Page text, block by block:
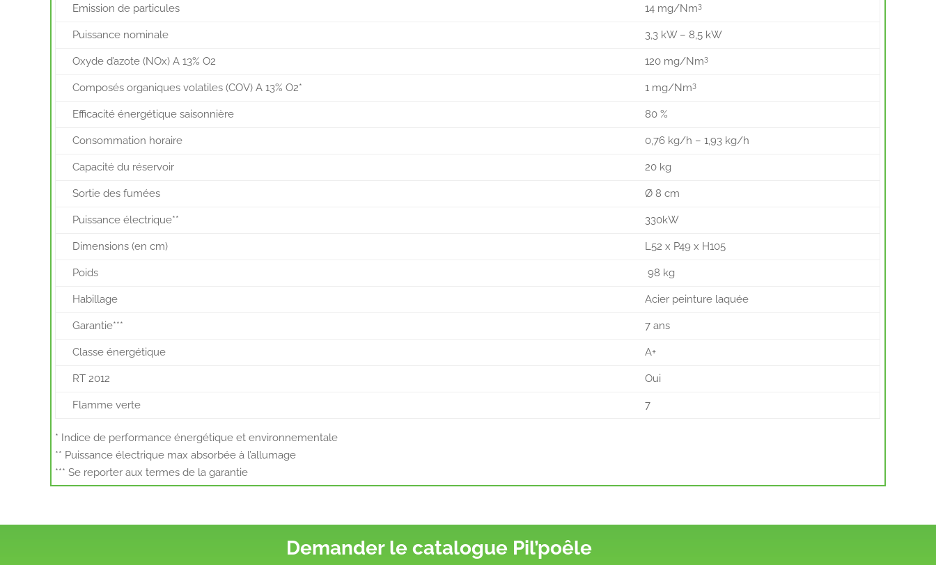
Emission de particules 14 mg/Nm3
Puissance nominale 3,3 kW – 8,5 kW
Oxyde d’azote (NOx) A 13% O2 120 mg/Nm3
Composés organiques volatiles (COV) A 13% O2* 1 mg/Nm3
Efficacité énergétique saisonnière 80 %
Consommation horaire 0,76 kg/h – 1,93 kg/h
Capacité du réservoir 20 kg
Sortie des fumées Ø 8 cm
Puissance électrique** 330kW
Dimensions (en cm) L52 x P49 x H105
Poids 98 kg
Habillage Acier peinture laquée
Garantie*** 7 ans
Classe énergétique A+
RT 2012 Oui
Flamme verte 7
* Indice de performance énergétique et environnementale
** Puissance électrique max absorbée à l’allumage
*** Se reporter aux termes de la garantie
Demander le catalogue Pil’poêle